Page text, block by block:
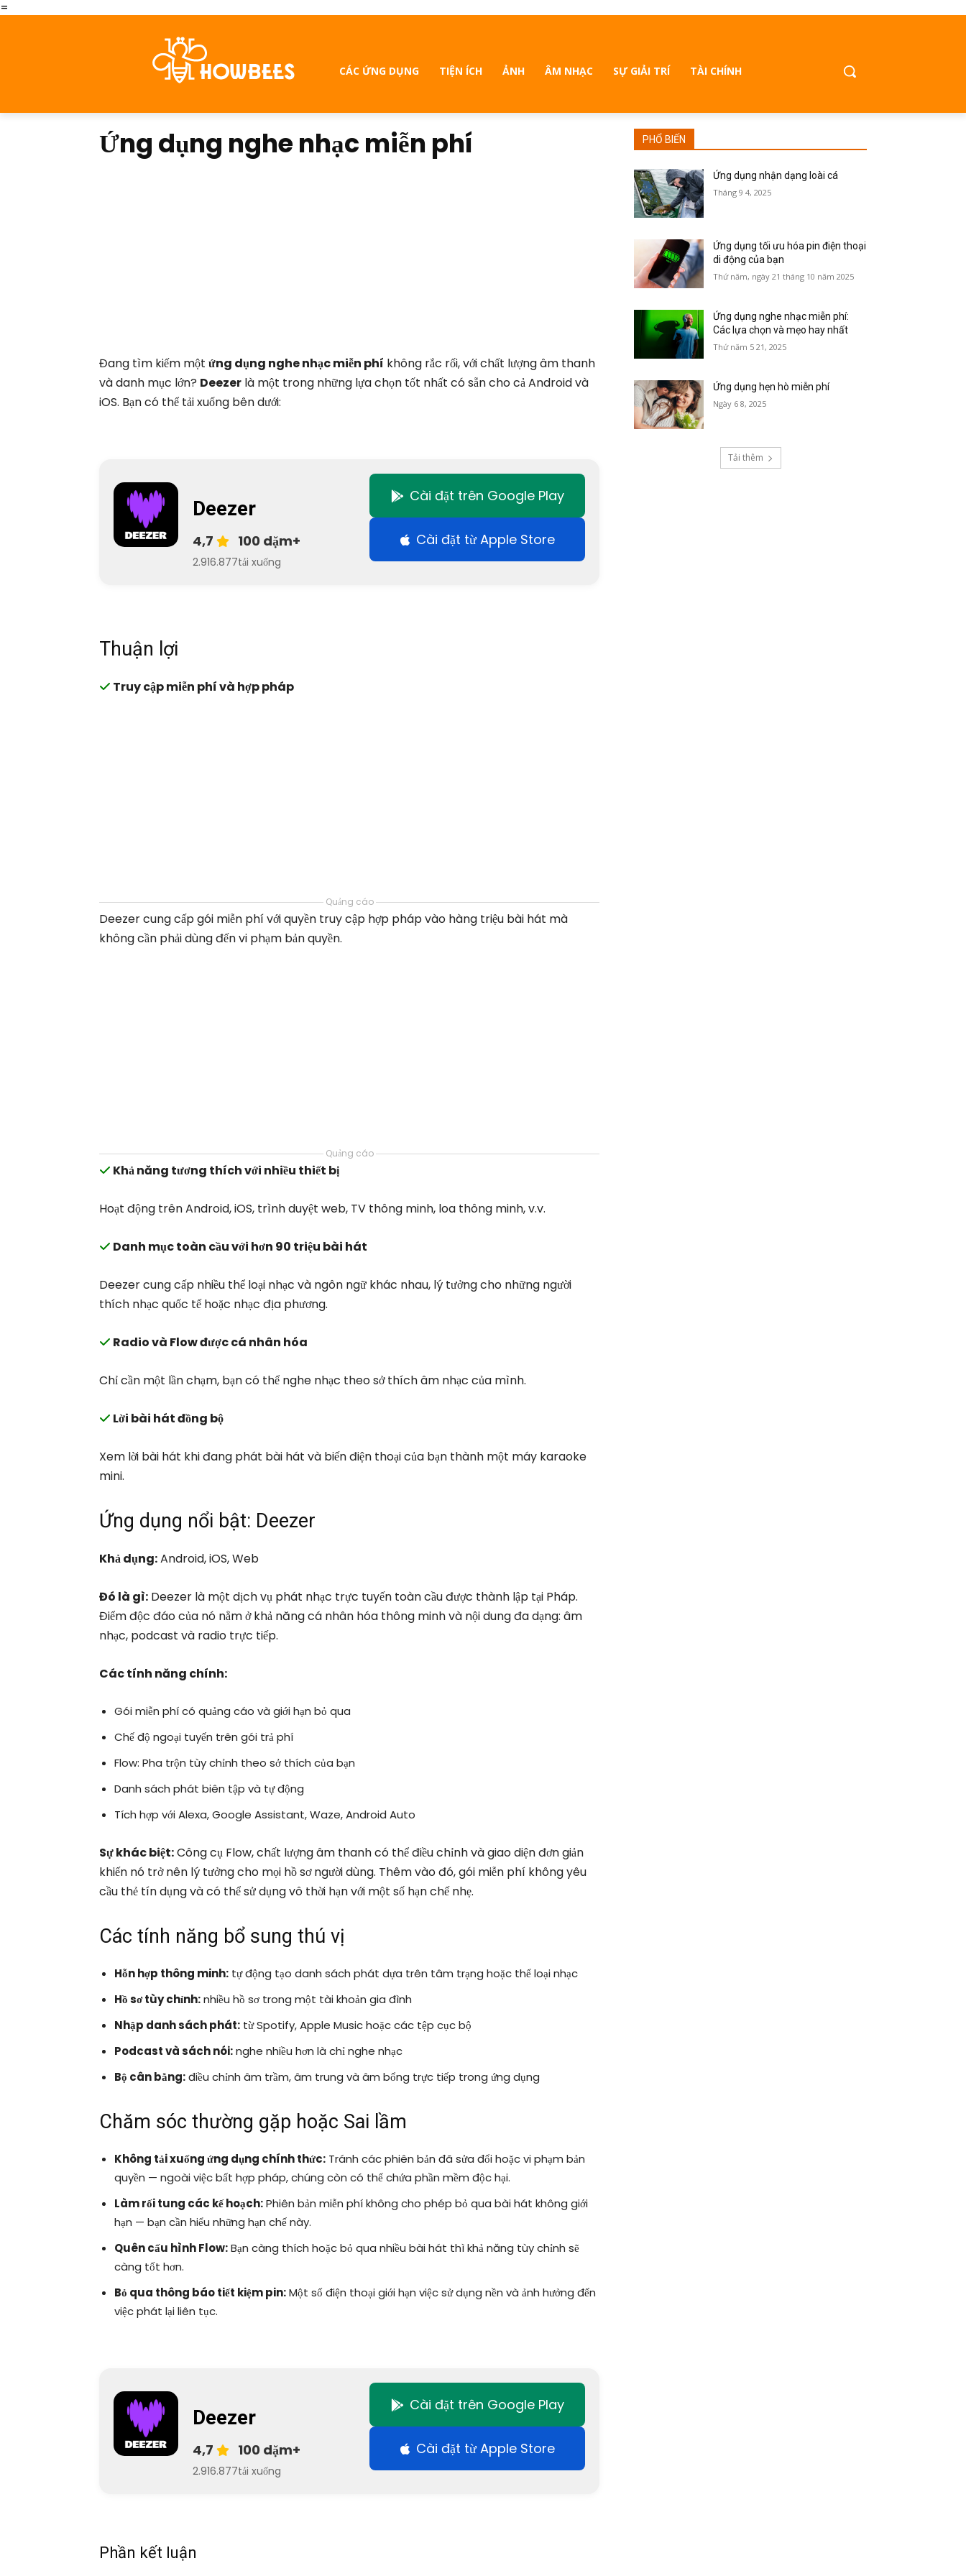
=
CÁC ỨNG DỤNG TIỆN ÍCH ẢNH ÂM NHẠC SỰ GIẢI TRÍ TÀI CHÍNH
Ứng dụng nghe nhạc miễn phí
Đang tìm kiếm một ứng dụng nghe nhạc miễn phí không rắc rối, với chất lượng âm thanh
và danh mục lớn? Deezer là một trong những lựa chọn tốt nhất có sẵn cho cả Android và
iOS. Bạn có thể tải xuống bên dưới:
Deezer
4,7
2.916.877
100 dặm+
tải xuống
Cài đặt trên Google Play
Cài đặt từ Apple Store
Thuận lợi
Truy cập miễn phí và hợp pháp
Quảng cáo
Deezer cung cấp gói miễn phí với quyền truy cập hợp pháp vào hàng triệu bài hát mà
không cần phải dùng đến vi phạm bản quyền.
Quảng cáo
Khả năng tương thích với nhiều thiết bị
Hoạt động trên Android, iOS, trình duyệt web, TV thông minh, loa thông minh, v.v.
Danh mục toàn cầu với hơn 90 triệu bài hát
Deezer cung cấp nhiều thể loại nhạc và ngôn ngữ khác nhau, lý tưởng cho những người
thích nhạc quốc tế hoặc nhạc địa phương.
Radio và Flow được cá nhân hóa
Chỉ cần một lần chạm, bạn có thể nghe nhạc theo sở thích âm nhạc của mình.
Lời bài hát đồng bộ
Xem lời bài hát khi đang phát bài hát và biến điện thoại của bạn thành một máy karaoke
mini.
Ứng dụng nổi bật: Deezer
Khả dụng:Android, iOS, Web
Đó là gì: Deezer là một dịch vụ phát nhạc trực tuyến toàn cầu được thành lập tại Pháp.
Điểm độc đáo của nó nằm ở khả năng cá nhân hóa thông minh và nội dung đa dạng: âm
nhạc, podcast và radio trực tiếp.
Các tính năng chính:
Gói miễn phí có quảng cáo và giới hạn bỏ qua
Chế độ ngoại tuyến trên gói trả phí
Flow: Pha trộn tùy chỉnh theo sở thích của bạn
Danh sách phát biên tập và tự động
Tích hợp với Alexa, Google Assistant, Waze, Android Auto
Sự khác biệt:Công cụ Flow, chất lượng âm thanh có thể điều chỉnh và giao diện đơn giản
khiến nó trở nên lý tưởng cho mọi hồ sơ người dùng. Thêm vào đó, gói miễn phí không yêu
cầu thẻ tín dụng và có thể sử dụng vô thời hạn với một số hạn chế nhẹ.
Các tính năng bổ sung thú vị
Hỗn hợp thông minh: tự động tạo danh sách phát dựa trên tâm trạng hoặc thể loại nhạc
Hồ sơ tùy chỉnh:nhiều hồ sơ trong một tài khoản gia đình
Nhập danh sách phát: từ Spotify, Apple Music hoặc các tệp cục bộ
Podcast và sách nói:nghe nhiều hơn là chỉ nghe nhạc
Bộ cân bằng:điều chỉnh âm trầm, âm trung và âm bổng trực tiếp trong ứng dụng
Chăm sóc thường gặp hoặc Sai lầm
Không tải xuống ứng dụng chính thức: Tránh các phiên bản đã sửa đổi hoặc vi phạm bản
quyền — ngoài việc bất hợp pháp, chúng còn có thể chứa phần mềm độc hại.
Làm rối tung các kế hoạch:Phiên bản miễn phí không cho phép bỏ qua bài hát không giới
hạn — bạn cần hiểu những hạn chế này.
Quên cấu hình Flow:Bạn càng thích hoặc bỏ qua nhiều bài hát thì khả năng tùy chỉnh sẽ
càng tốt hơn.
Bỏ qua thông báo tiết kiệm pin:Một số điện thoại giới hạn việc sử dụng nền và ảnh hưởng đến
việc phát lại liên tục.
Deezer
4,7
2.916.877
100 dặm+
tải xuống
Cài đặt trên Google Play
Cài đặt từ Apple Store
Phần kết luận
PHỔ BIẾN
Ứng dụng nhận dạng loài cá
Tháng 9 4, 2025
Ứng dụng tối ưu hóa pin điện thoại
di động của bạn
Thứ năm, ngày 21 tháng 10 năm 2025
Ứng dụng nghe nhạc miễn phí:
Các lựa chọn và mẹo hay nhất
Thứ năm 5 21, 2025
Ứng dụng hẹn hò miễn phí
Ngày 6 8, 2025
Tải thêm